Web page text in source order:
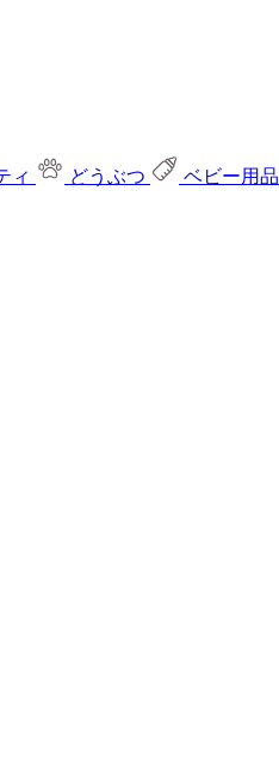
ィ どうぶつ ベビー用品